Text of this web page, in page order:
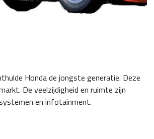
Honda de jongste generatie. Deze
De veelzijdigheid en ruimte zijn
en infotainment.